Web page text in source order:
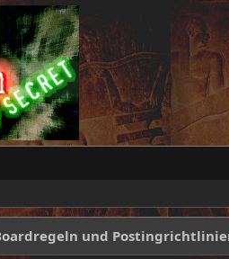
und